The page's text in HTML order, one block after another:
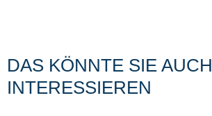
DAS KÖNNTE SIE AUCH
INTERESSIEREN